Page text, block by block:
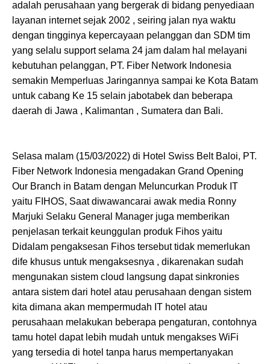
adalah perusahaan yang bergerak di bidang penyediaan
layanan internet sejak 2002 , seiring jalan nya waktu
dengan tingginya kepercayaan pelanggan dan SDM tim
yang selalu support selama 24 jam dalam hal melayani
kebutuhan pelanggan, PT. Fiber Network Indonesia
semakin Memperluas Jaringannya sampai ke Kota Batam
untuk cabang Ke 15 selain jabotabek dan beberapa
daerah di Jawa , Kalimantan , Sumatera dan Bali.
Selasa malam (15/03/2022) di Hotel Swiss Belt Baloi, PT.
Fiber Network Indonesia mengadakan Grand Opening
Our Branch in Batam dengan Meluncurkan Produk IT
yaitu FIHOS, Saat diwawancarai awak media Ronny
Marjuki Selaku General Manager juga memberikan
penjelasan terkait keunggulan produk Fihos yaitu
Didalam pengaksesan Fihos tersebut tidak memerlukan
dife khusus untuk mengaksesnya , dikarenakan sudah
mengunakan sistem cloud langsung dapat sinkronies
antara sistem dari hotel atau perusahaan dengan sistem
kita dimana akan mempermudah IT hotel atau
perusahaan melakukan beberapa pengaturan, contohnya
tamu hotel dapat lebih mudah untuk mengakses WiFi
yang tersedia di hotel tanpa harus mempertanyakan